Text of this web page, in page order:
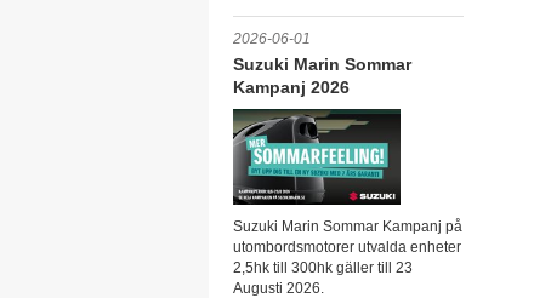
2026-06-01
Suzuki Marin Sommar
Kampanj 2026
Suzuki Marin Sommar Kampanj på
utombordsmotorer utvalda enheter
2,5hk till 300hk gäller till 23
Augusti 2026.